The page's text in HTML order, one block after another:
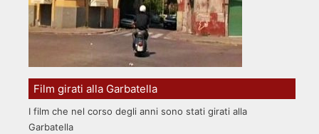
Film girati alla Garbatella
I film che nel corso degli anni sono stati girati alla
Garbatella